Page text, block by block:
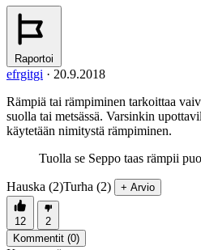
Raportoi
efrgitgi · 20.9.2018
Rämpiä tai rämpiminen tarkoittaa
suolla tai metsässä. Varsinkin
käytetään nimitystä rämpiminen.
Tuolla se Seppo taas rämpii
Hauska (2)Turha (2) + Arvio
12
2
Kommentit (0)